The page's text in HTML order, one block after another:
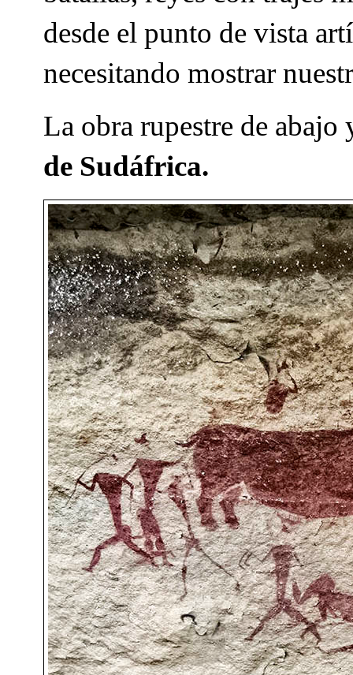
desde el punto de vista
necesitando mostrar
La obra rupestre de
de Sudáfrica.